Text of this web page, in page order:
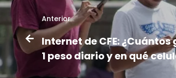
Anterior
Internet de CFE:
1 peso diario y en qué